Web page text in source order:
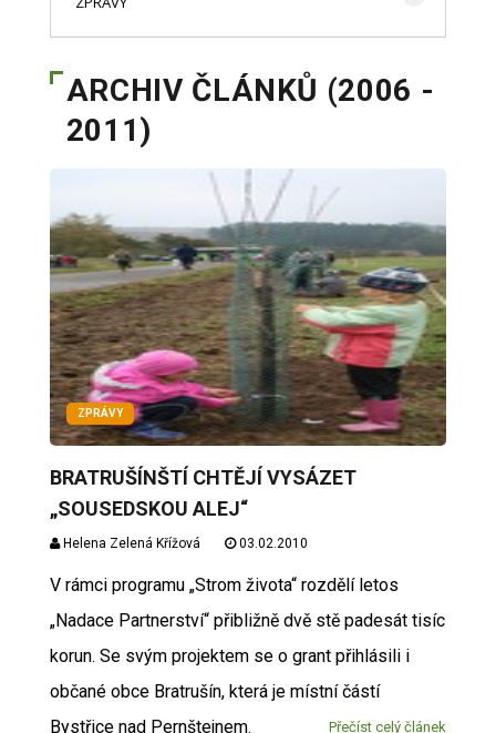
ARCHIV ČLÁNKŮ (2006 -
2011)
ZPRÁVY
BRATRUŠÍNŠTÍ CHTĚJÍ VYSÁZET
„SOUSEDSKOU ALEJ“
Helena Zelená Křížová 03.02.2010
V rámci programu „Strom života“ rozdělí letos
„Nadace Partnerství“ přibližně dvě stě padesát tisíc
korun. Se svým projektem se o grant přihlásili i
občané obce Bratrušín, která je místní částí
Bystřice nad Pernštejnem.
Přečíst celý článek